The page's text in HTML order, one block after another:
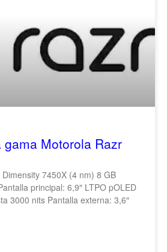
gama Motorola Razr
7450X (4 nm) 8 GB
principal: 6,9″ LTPO pOLED
3000 nits Pantalla externa: 3,6″